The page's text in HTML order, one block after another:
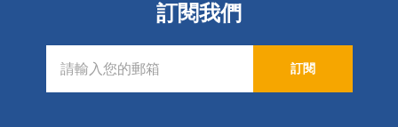
訂閱我們
訂閱